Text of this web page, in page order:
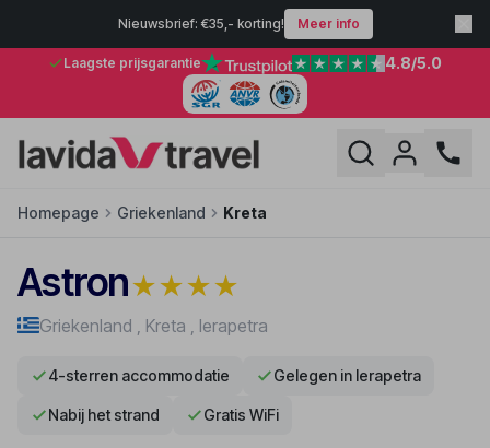
Nieuwsbrief: €35,- korting! Meer info
Laagste prijsgarantie 4.8/5.0
Homepage Griekenland Kreta
Astron★★★★
Griekenland , Kreta , Ierapetra
4-sterren accommodatie Gelegen in Ierapetra
Nabij het strand Gratis WiFi